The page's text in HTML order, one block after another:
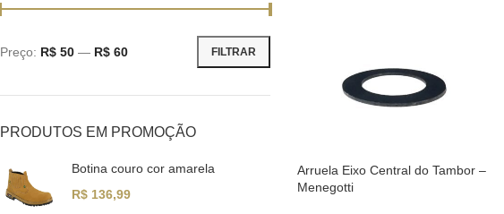
FILTRAR
Preço: R$ 50 — R$ 60
PRODUTOS EM PROMOÇÃO
Botina couro cor amarela
R$ 136,99
Arruela Eixo Central do Tambor –
Menegotti